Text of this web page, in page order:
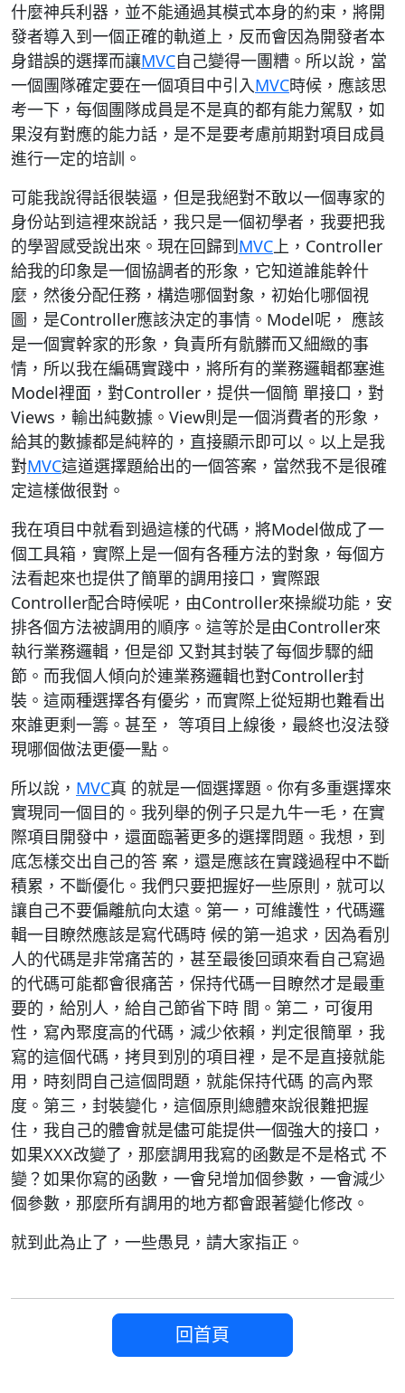
什麼神兵利器，並不能通過其模式本身的約束，將開
發者導入到一個正確的軌道上，反而會因為開發者本
身錯誤的選擇而讓MVC自己變得一團糟。所以說，當
一個團隊確定要在一個項目中引入MVC時候，應該思
考一下，每個團隊成員是不是真的都有能力駕馭，如
果沒有對應的能力話，是不是要考慮前期對項目成員
進行一定的培訓。
可能我說得話很裝逼，但是我絕對不敢以一個專家的
身份站到這裡來說話，我只是一個初學者，我要把我
的學習感受說出來。現在回歸到MVC上，Controller
給我的印象是一個協調者的形象，它知道誰能幹什
麼，然後分配任務，構造哪個對象，初始化哪個視
圖，是Controller應該決定的事情。Model呢， 應該
是一個實幹家的形象，負責所有骯髒而又細緻的事
情，所以我在編碼實踐中，將所有的業務邏輯都塞進
Model裡面，對Controller，提供一個簡 單接口，對
Views，輸出純數據。View則是一個消費者的形象，
給其的數據都是純粹的，直接顯示即可以。以上是我
對MVC這道選擇題給出的一個答案，當然我不是很確
定這樣做很對。
我在項目中就看到過這樣的代碼，將Model做成了一
個工具箱，實際上是一個有各種方法的對象，每個方
法看起來也提供了簡單的調用接口，實際跟
Controller配合時候呢，由Controller來操縱功能，安
排各個方法被調用的順序。這等於是由Controller來
執行業務邏輯，但是卻 又對其封裝了每個步驟的細
節。而我個人傾向於連業務邏輯也對Controller封
裝。這兩種選擇各有優劣，而實際上從短期也難看出
來誰更剩一籌。甚至， 等項目上線後，最終也沒法發
現哪個做法更優一點。
所以說， MVC真 的就是一個選擇題。你有多重選擇來
實現同一個目的。我列舉的例子只是九牛一毛，在實
際項目開發中，還面臨著更多的選擇問題。我想，到
底怎樣交出自己的答 案，還是應該在實踐過程中不斷
積累，不斷優化。我們只要把握好一些原則，就可以
讓自己不要偏離航向太遠。第一，可維護性，代碼邏
輯一目瞭然應該是寫代碼時 候的第一追求，因為看別
人的代碼是非常痛苦的，甚至最後回頭來看自己寫過
的代碼可能都會很痛苦，保持代碼一目瞭然才是最重
要的，給別人，給自己節省下時 間。第二，可復用
性，寫內聚度高的代碼，減少依賴，判定很簡單，我
寫的這個代碼，拷貝到別的項目裡，是不是直接就能
用，時刻問自己這個問題，就能保持代碼 的高內聚
度。第三，封裝變化，這個原則總體來說很難把握
住，我自己的體會就是儘可能提供一個強大的接口，
如果XXX改變了，那麼調用我寫的函數是不是格式 不
變？如果你寫的函數，一會兒增加個參數，一會減少
個參數，那麼所有調用的地方都會跟著變化修改。
就到此為止了，一些愚見，請大家指正。
回首頁